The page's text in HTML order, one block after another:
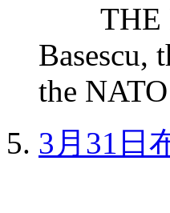
THE
Basescu,
the
3月31日